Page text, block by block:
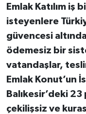
Emlak Katılım iş
isteyenlere
güvencesi
ödemesiz bir
vatandaşlar,
Emlak Konut’un
Balıkesir’deki
çekilişsiz ve